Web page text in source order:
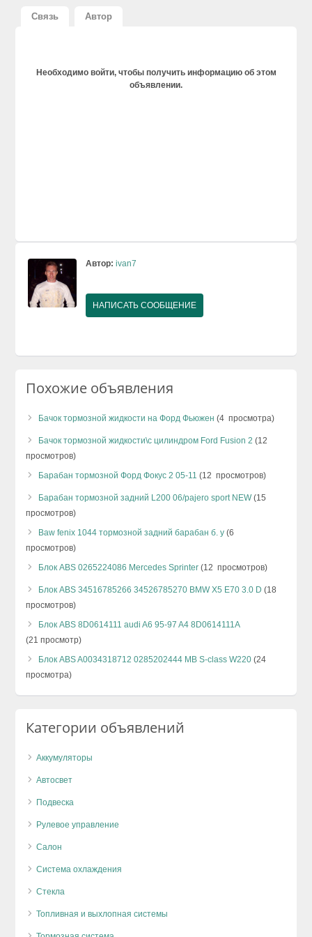
Связь Автор
Необходимо войти, чтобы получить информацию об этом
объявлении.
Автор: ivan7
НАПИСАТЬ СООБЩЕНИЕ
Похожие объявления
Бачок тормозной жидкости на Форд Фьюжен (4 просмотра)
Бачок тормозной жидкости\с цилиндром Ford Fusion 2 (12
просмотров)
Барабан тормозной Форд Фокус 2 05-11 (12 просмотров)
Барабан тормозной задний L200 06/pajero sport NEW(15
просмотров)
Baw fenix 1044 тормозной задний барабан б. у (6
просмотров)
Блок ABS 0265224086 Mercedes Sprinter (12 просмотров)
Блок ABS 34516785266 34526785270 BMW X5 E70 3.0 D (18
просмотров)
Блок ABS 8D0614111 audi A6 95-97 A4 8D0614111A
(21 просмотр)
Блок ABS A0034318712 0285202444 MB S-class W220 (24
просмотра)
Категории объявлений
Аккумуляторы
Автосвет
Подвеска
Рулевое управление
Салон
Система охлаждения
Стекла
Топливная и выхлопная системы